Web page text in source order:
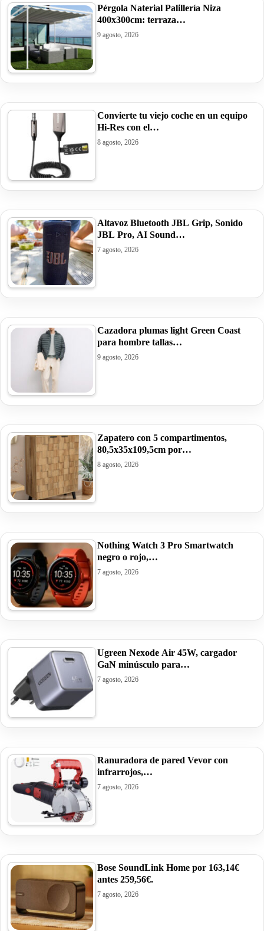
Pérgola Naterial Palillería Niza
400x300cm: terraza…
9 agosto, 2026
Convierte tu viejo coche en un equipo
Hi-Res con el…
8 agosto, 2026
Altavoz Bluetooth JBL Grip, Sonido
JBL Pro, AI Sound…
7 agosto, 2026
Cazadora plumas light Green Coast
para hombre tallas…
9 agosto, 2026
Zapatero con 5 compartimentos,
80,5x35x109,5cm por…
8 agosto, 2026
Nothing Watch 3 Pro Smartwatch
negro o rojo,…
7 agosto, 2026
Ugreen Nexode Air 45W, cargador
GaN minúsculo para…
7 agosto, 2026
Ranuradora de pared Vevor con
infrarrojos,…
7 agosto, 2026
Bose SoundLink Home por 163,14€
antes 259,56€.
7 agosto, 2026